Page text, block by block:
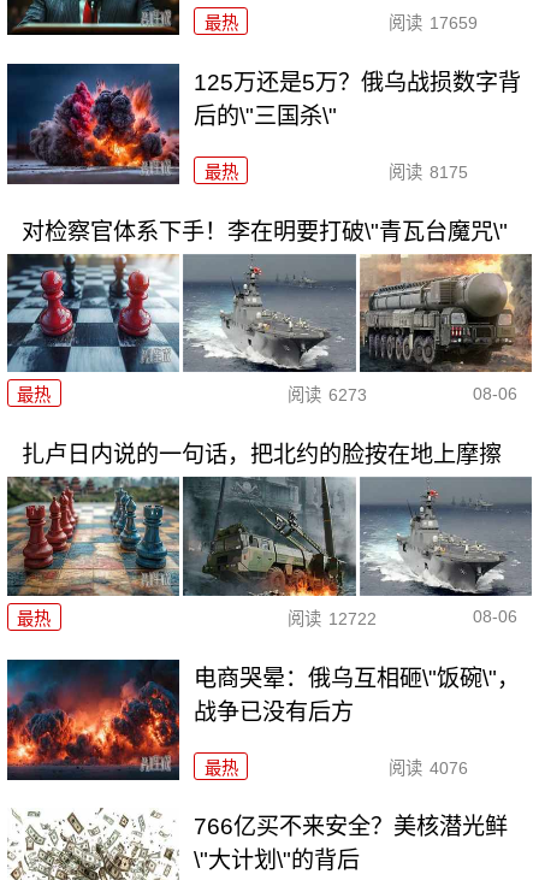
最热 阅读 17659
125万还是5万？俄乌战损数字背
后的\"三国杀\"
最热 阅读 8175
对检察官体系下手！李在明要打破\"青瓦台魔咒\"
最热 阅读 6273 08-06
扎卢日内说的一句话，把北约的脸按在地上摩擦
最热 阅读 12722 08-06
电商哭晕：俄乌互相砸\"饭碗\"，
战争已没有后方
最热 阅读 4076
766亿买不来安全？美核潜光鲜
\"大计划\"的背后